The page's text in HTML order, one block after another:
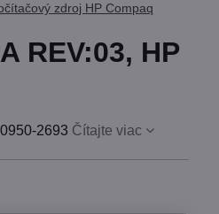
zdroj HP Compaq
REV:03, HP
2693 Čítajte viac